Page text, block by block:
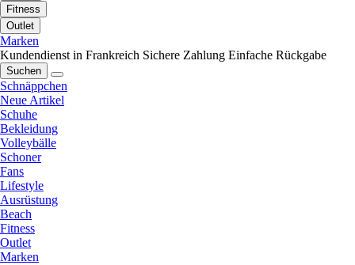
Fitness
Outlet
Marken
Kundendienst in Frankreich Sichere Zahlung Einfache Rückgabe
Suchen
Schnäppchen
Neue Artikel
Schuhe
Bekleidung
Volleybälle
Schoner
Fans
Lifestyle
Ausrüstung
Beach
Fitness
Outlet
Marken